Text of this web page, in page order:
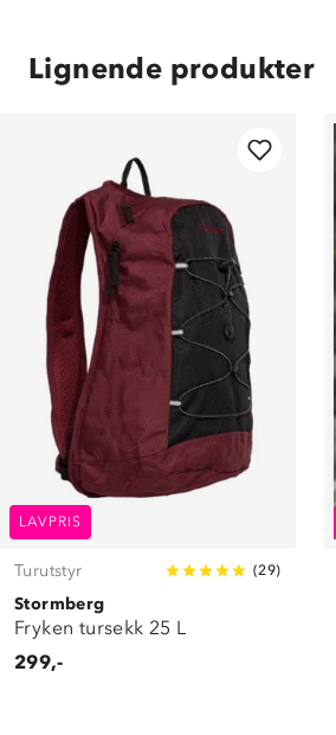
Lignende produkter
LAVPRIS
Turutstyr (29)
Stormberg
Fryken tursekk 25 L
299,-